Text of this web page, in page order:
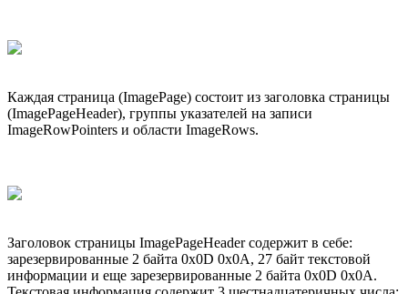
Каждая страница (ImagePage) состоит из заголовка страницы
(ImagePageHeader), группы указателей на записи
ImageRowPointers и области ImageRows.
Заголовок страницы ImagePageHeader содержит в себе:
зарезервированные 2 байта 0x0D 0x0A, 27 байт текстовой
информации и еще зарезервированные 2 байта 0x0D 0x0A.